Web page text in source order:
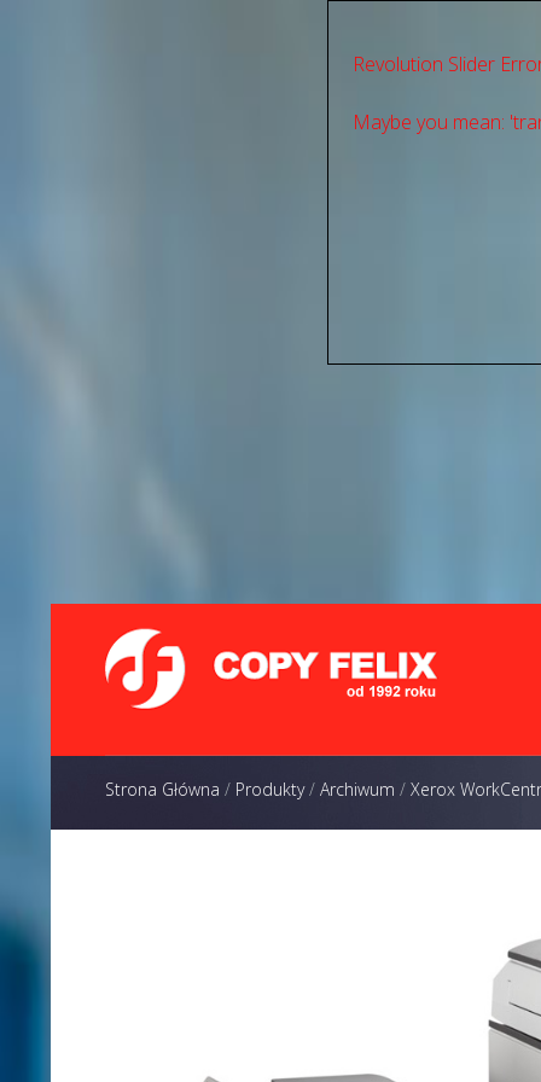
Revolution Slider
Maybe you mean:
Strona Główna / Produkty/ Archiwum / Xerox